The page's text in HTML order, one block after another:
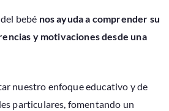
bebé nos ayuda a comprender su
y motivaciones desde una
nuestro enfoque educativo y de
particulares, fomentando un